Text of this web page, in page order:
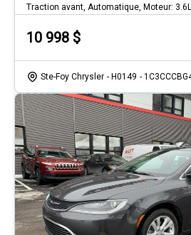
Traction avant, Automatique, Moteur:
10 998 $
Ste-Foy Chrysler - H0149 -